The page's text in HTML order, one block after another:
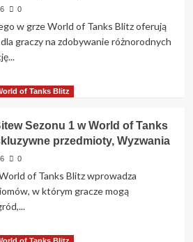
0
w grze World of Tanks Blitz oferują
graczy na zdobywanie różnorodnych
of Tanks Blitz
Sezonu 1 w World of Tanks
przedmioty, Wyzwania
0
of Tanks Blitz wprowadza
w którym gracze mogą